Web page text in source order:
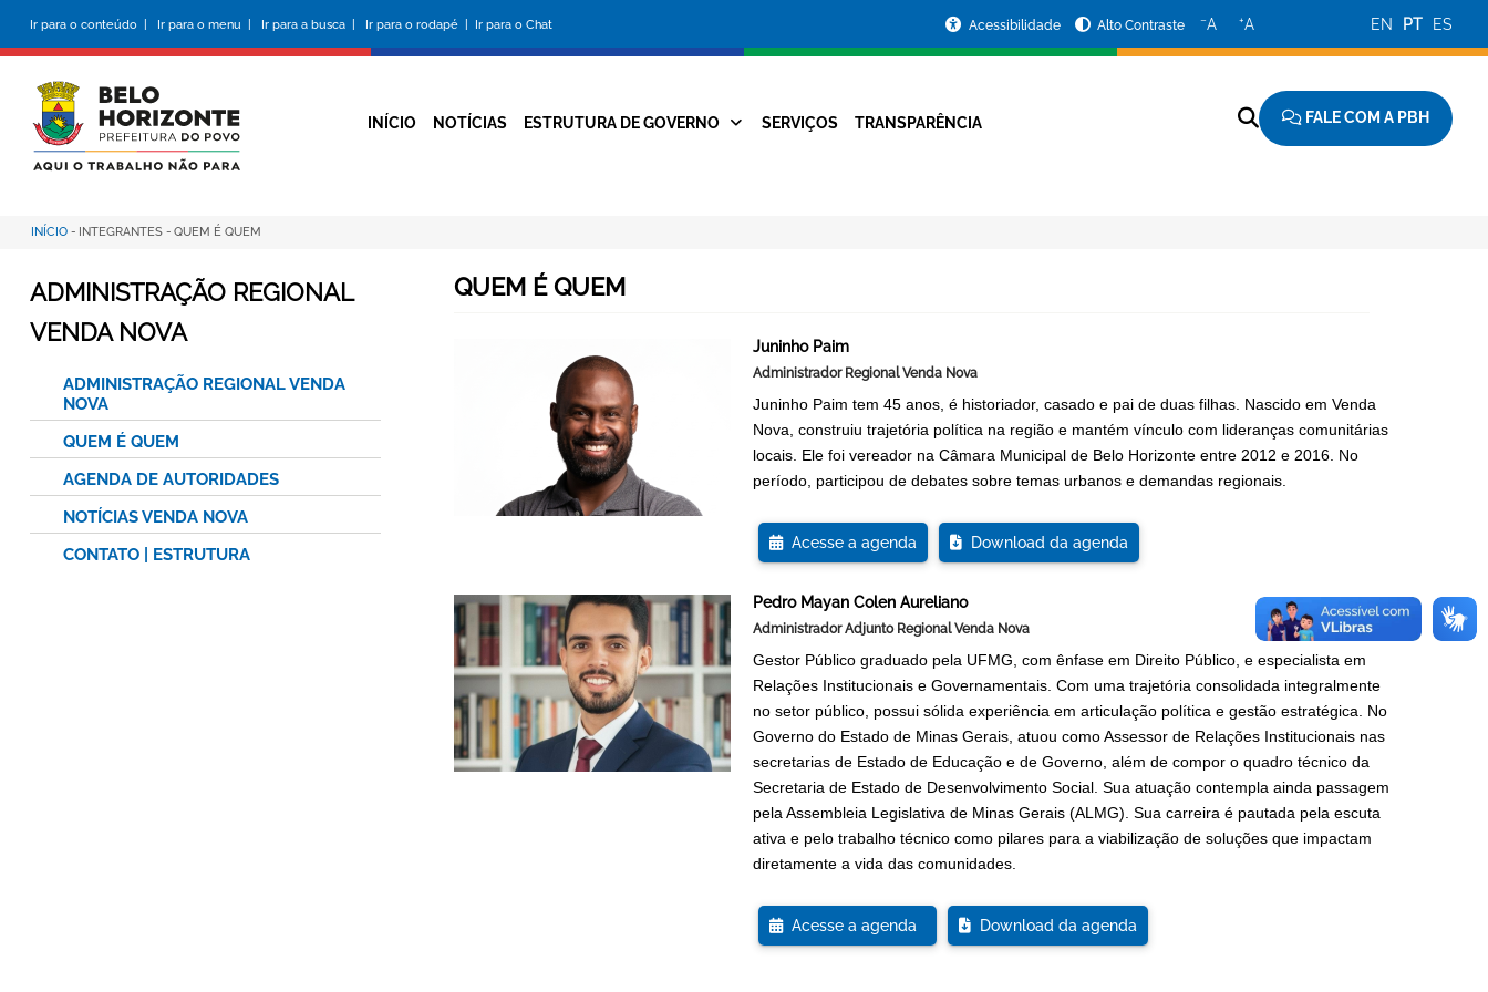
conteúdo
principal
Ir para o conteúdo | Ir para o menu | Ir para a busca | Ir para o rodapé | Ir para o Chat
da
Prefeitura
Acessibilidade Alto Contraste −A +A EN PT ES
Navegação
INÍCIO NOTÍCIAS ESTRUTURA DE GOVERNO SERVIÇOS TRANSPARÊNCIA FALE COM A PBH
Trilha
de
navegação
INÍCIO - INTEGRANTES - QUEM É QUEM
QUEM É QUEM
Juninho Paim
Administrador Regional Venda Nova
Juninho Paim tem 45 anos, é historiador, casado e pai de duas filhas. Nascido em Venda
Nova, construiu trajetória política na região e mantém vínculo com lideranças comunitárias
locais. Ele foi vereador na Câmara Municipal de Belo Horizonte entre 2012 e 2016. No
período, participou de debates sobre temas urbanos e demandas regionais.
Acesse a agenda Download da agenda
Pedro Mayan Colen Aureliano
Administrador Adjunto Regional Venda Nova
Gestor Público graduado pela UFMG, com ênfase em Direito Público, e especialista em
Relações Institucionais e Governamentais. Com uma trajetória consolidada integralmente
no setor público, possui sólida experiência em articulação política e gestão estratégica. No
Governo do Estado de Minas Gerais, atuou como Assessor de Relações Institucionais nas
secretarias de Estado de Educação e de Governo, além de compor o quadro técnico da
Secretaria de Estado de Desenvolvimento Social. Sua atuação contempla ainda passagem
pela Assembleia Legislativa de Minas Gerais (ALMG). Sua carreira é pautada pela escuta
ativa e pelo trabalho técnico como pilares para a viabilização de soluções que impactam
diretamente a vida das comunidades.
Acesse a agenda Download da agenda
ADMINISTRAÇÃO REGIONAL
VENDA NOVA
ADMINISTRAÇÃO REGIONAL VENDA
NOVA
QUEM É QUEM
AGENDA DE AUTORIDADES
NOTÍCIAS VENDA NOVA
CONTATO | ESTRUTURA